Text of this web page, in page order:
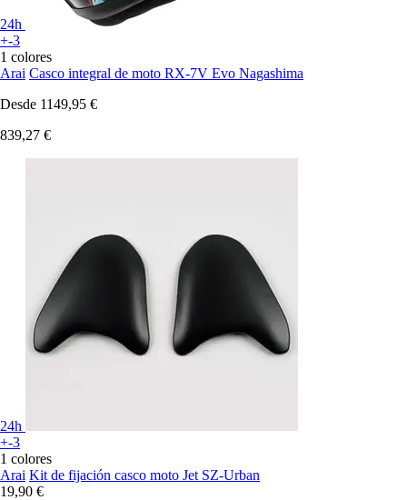
24h
+-3
1 colores
Arai Casco integral de moto RX-7V Evo Nagashima
Desde 1149,95 €
839,27 €
24h
+-3
1 colores
Arai Kit de fijación casco moto Jet SZ-Urban
19,90 €